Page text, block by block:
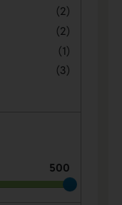
(2)
(2)
(1)
(3)
500